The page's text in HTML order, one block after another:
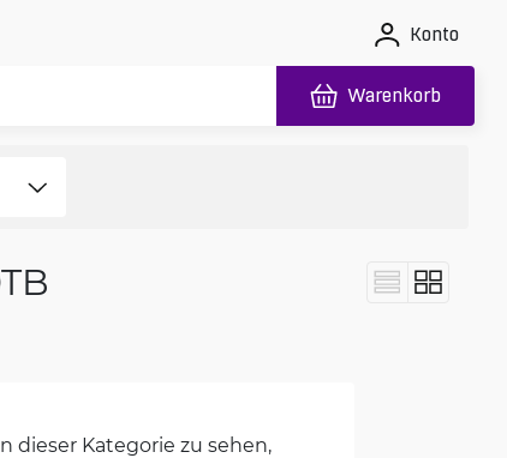
Konto
Warenkorb
dieser Kategorie zu sehen,